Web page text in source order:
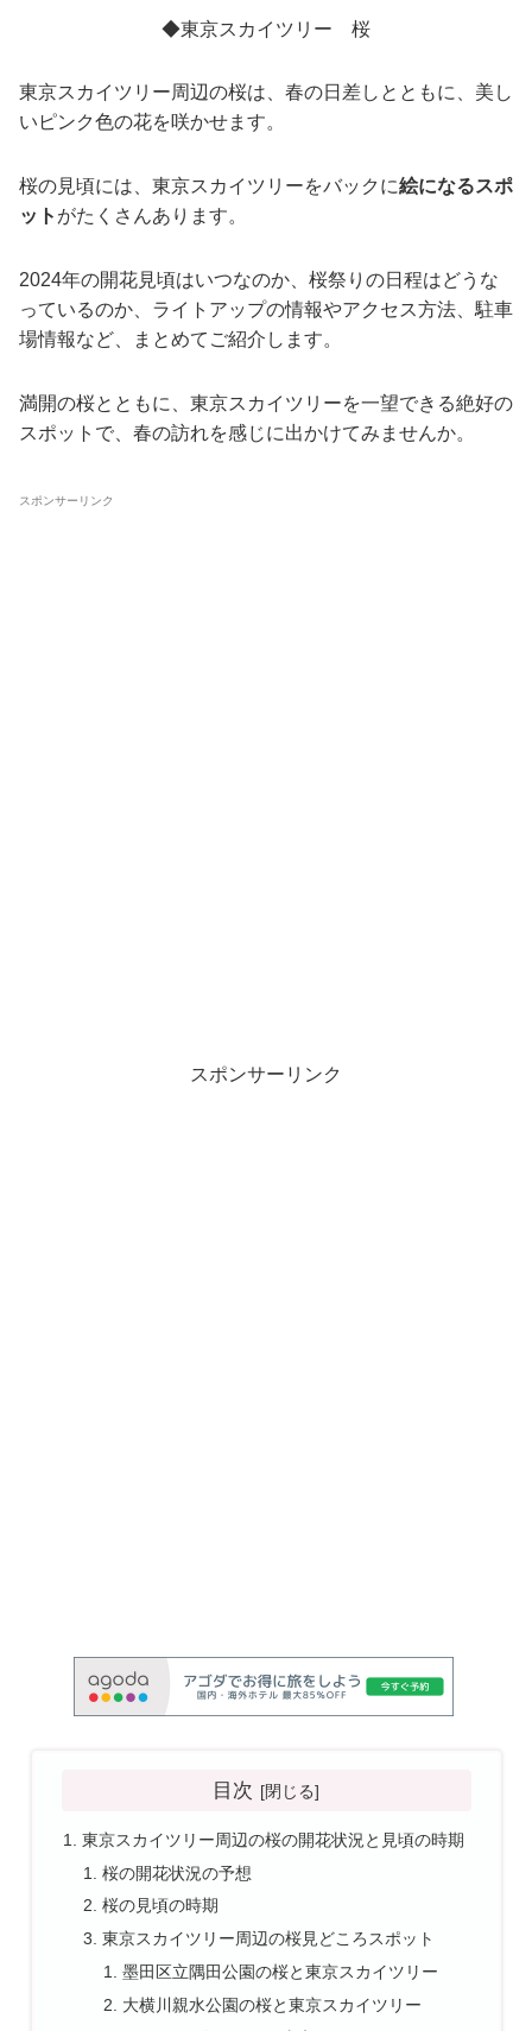
◆東京スカイツリー 桜
東京スカイツリー周辺の桜は、春の日差しとともに、美し
いピンク色の花を咲かせます。
桜の見頃には、東京スカイツリーをバックに絵になるスポ
ット がたくさんあります。
2024年の開花見頃はいつなのか、桜祭りの日程はどうな
っているのか、ライトアップの情報やアクセス方法、駐車
場情報など、まとめてご紹介します。
満開の桜とともに、東京スカイツリーを一望できる絶好の
スポットで、春の訪れを感じに出かけてみませんか。
スポンサーリンク
スポンサーリンク
目次
東京スカイツリー周辺の桜の開花状況と見頃の時期
桜の開花状況の予想
桜の見頃の時期
東京スカイツリー周辺の桜見どころスポット
墨田区立隅田公園の桜と東京スカイツリー
大横川親水公園の桜と東京スカイツリー